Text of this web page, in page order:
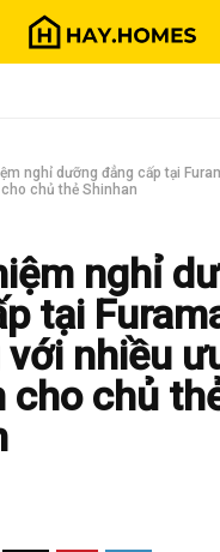
nghỉ dưỡng đẳng cấp tại
chủ thẻ Shinhan
nghỉ
tại
với nhiều
cho chủ